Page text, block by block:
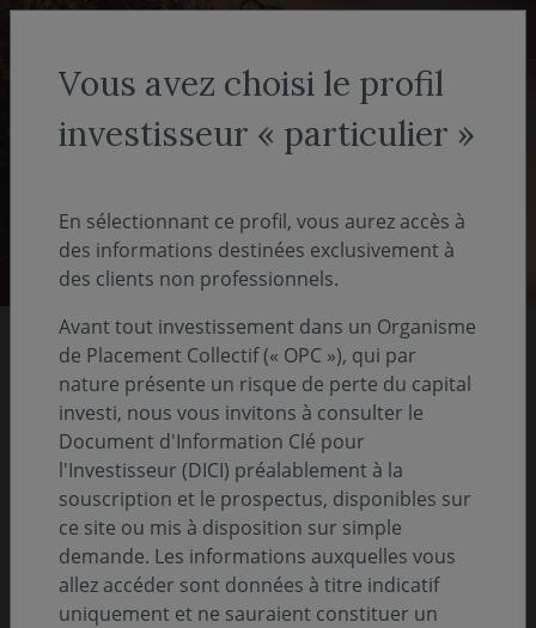
Aller au menu
Aller au contenu
Investisseur non-professionnel
Nos rapports 2025
Pour comprendre notre vision, notre stratégie
et nos actions
Découvrir nos rapports
Vous avez choisi le profil
investisseur « particulier »
En sélectionnant ce profil, vous aurez accès à
des informations destinées exclusivement à
des clients non professionnels.
Avant tout investissement dans un Organisme
de Placement Collectif (« OPC »), qui par
nature présente un risque de perte du capital
investi, nous vous invitons à consulter le
Document d'Information Clé pour
l'Investisseur (DICI) préalablement à la
souscription et le prospectus, disponibles sur
ce site ou mis à disposition sur simple
demande. Les informations auxquelles vous
allez accéder sont données à titre indicatif
uniquement et ne sauraient constituer un